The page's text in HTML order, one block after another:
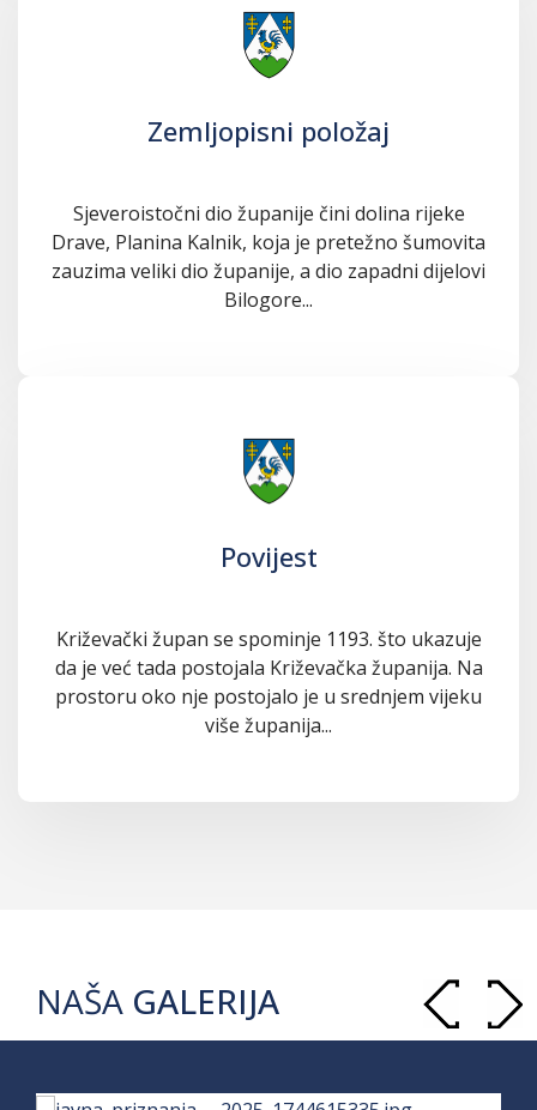
Zemljopisni položaj
Sjeveroistočni dio županije čini dolina rijeke
Drave, Planina Kalnik, koja je pretežno šumovita
zauzima veliki dio županije, a dio zapadni dijelovi
Bilogore...
Povijest
Križevački župan se spominje 1193. što ukazuje
da je već tada postojala Križevačka županija. Na
prostoru oko nje postojalo je u srednjem vijeku
više županija...
NAŠA GALERIJA